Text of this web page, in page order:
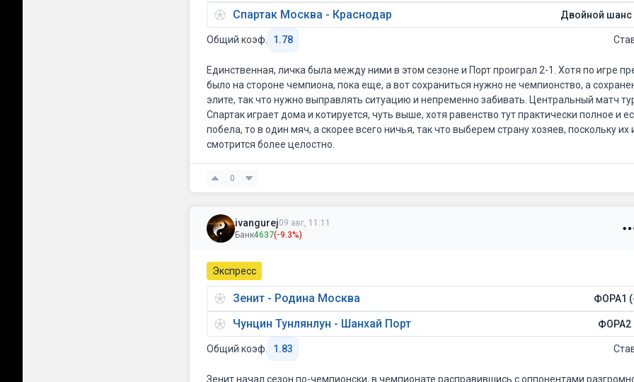
Спартак Москва - Краснодар Двойной шанс
Общий коэф. 1.78
Единственная, личка была между ними в этом сезоне и Порт проиграл 2-1. Хотя по игре
было на стороне чемпиона, пока еще, а вот сохраниться нужно не чемпионство, а
элите, так что нужно выправлять ситуацию и непременно забивать. Центральный матч
Спартак играет дома и котируется, чуть выше, хотя равенство тут практически полное и
побела, то в один мяч, а скорее всего ничья, так что выберем страну хозяев, поскольку их
смотрится более целостно.
0
ivangurej09 авг, 11:11
Банк4637(-9.3%)
Экспресс
Зенит - Родина Москва ФОРА1
Чунцин Тунлянлун - Шанхай Порт ФОРА2
Общий коэф. 1.83
Зенит начал сезон по-чемпионски, в чемпионате расправившись с оппонентами